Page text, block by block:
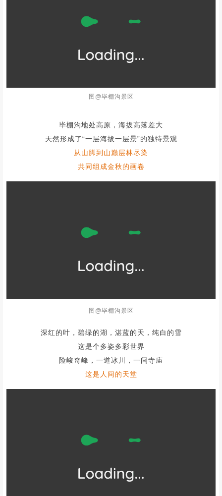
图@毕棚沟景区
毕棚沟地处高原，海拔高落差大
天然形成了“一层海拔一层景”的独特景观
从山脚到山巅层林尽染
共同组成金秋的画卷
图@毕棚沟景区
深红的叶，碧绿的湖，湛蓝的天，纯白的雪
这是个多姿多彩世界
险峻奇峰，一道冰川，一间寺庙
这是人间的天堂